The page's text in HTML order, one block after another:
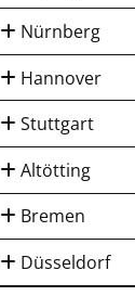
Nürnberg
Hannover
Stuttgart
Altötting
Bremen
Düsseldorf